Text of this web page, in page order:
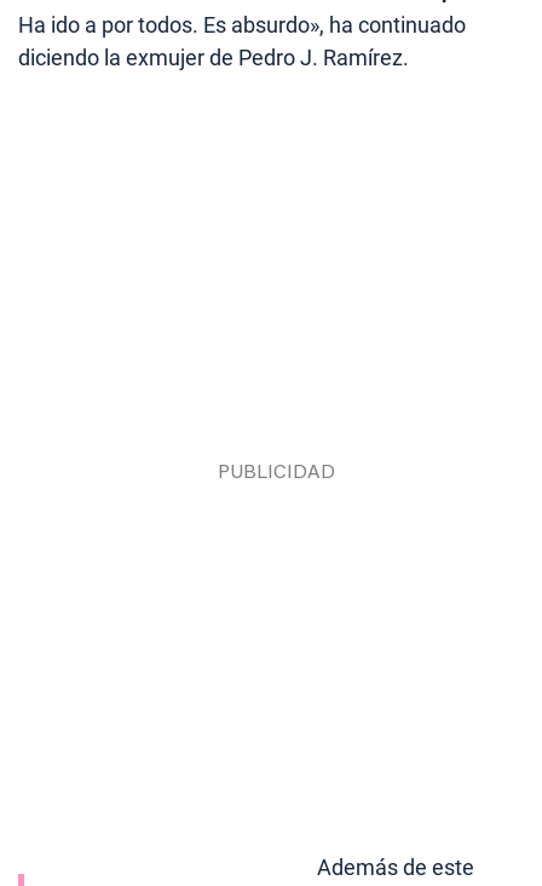
Ha ido a por todos. Es absurdo», ha continuado
diciendo la exmujer de Pedro J. Ramírez.
Además de este